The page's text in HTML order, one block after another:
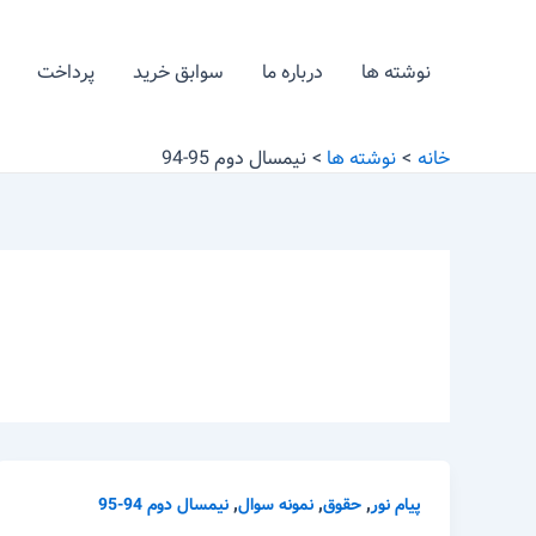
نوشته ها درباره ما سوابق خرید پرداخت
خانه نوشته ها نیمسال دوم 95-94
پیام نور,حقوق,نمونه سوال,نیمسال دوم 94-95